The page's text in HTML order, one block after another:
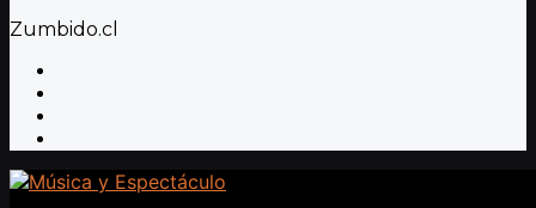
Zumbido.cl